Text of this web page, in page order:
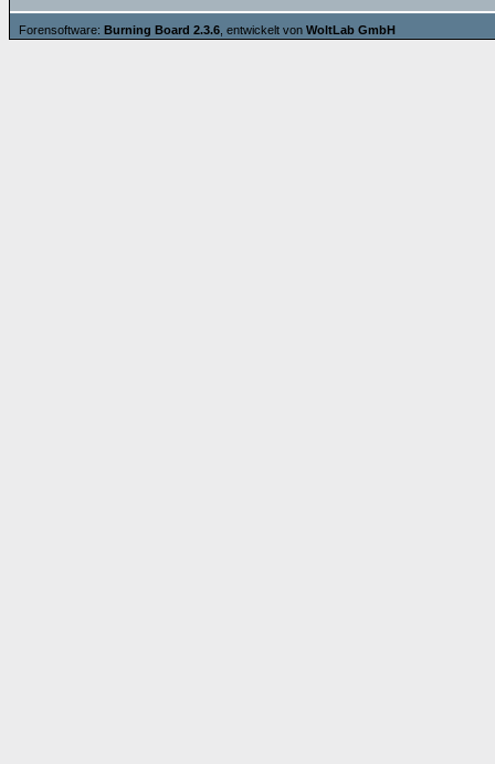
Forensoftware: Burning Board 2.3.6 , entwickelt von WoltLab GmbH